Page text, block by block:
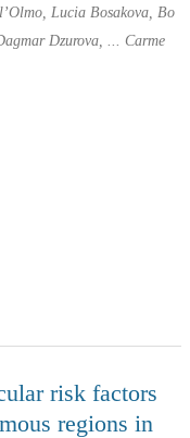
Lucia Bosakova, Bo
Dzurova, ... Carme
risk factors
regions in